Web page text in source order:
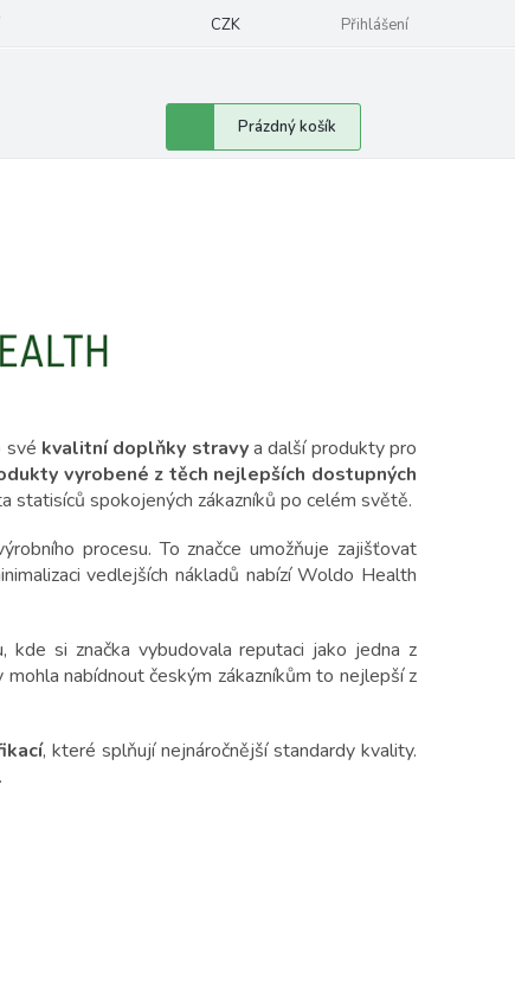
CZK Přihlášení
Nákupní
košík
Prázdný košík
své kvalitní doplňky stravya další produkty pro
vyrobené z těch nejlepších dostupných
statisíců spokojených zákazníků po celém světě.
procesu. To značce umožňuje zajišťovat
vedlejších nákladů nabízí Woldo Health
si značka vybudovala reputaci jako jedna z
nabídnout českým zákazníkům to nejlepší z
, které splňují nejnáročnější standardy kvality.